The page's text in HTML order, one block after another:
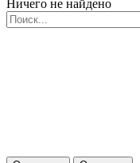
Ничего не найдено